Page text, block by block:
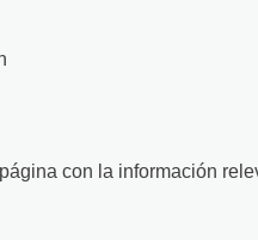
con la información